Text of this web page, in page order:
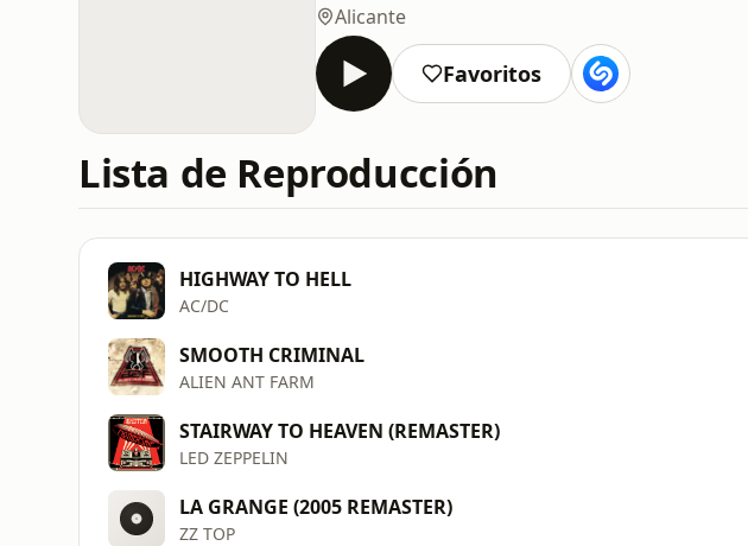
Alicante
Favoritos
Lista de Reproducción
HIGHWAY TO HELL
AC/DC
SMOOTH CRIMINAL
ALIEN ANT FARM
STAIRWAY TO HEAVEN (REMASTER)
LED ZEPPELIN
LA GRANGE (2005 REMASTER)
ZZ TOP